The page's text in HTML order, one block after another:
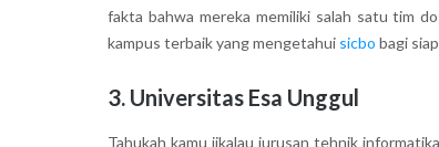
fakta bahwa mereka memiliki salah satu tim
kampus terbaik yang mengetahui sicbo bagi
3. Universitas Esa Unggul
Tahukah kamu jikalau jurusan tehnik